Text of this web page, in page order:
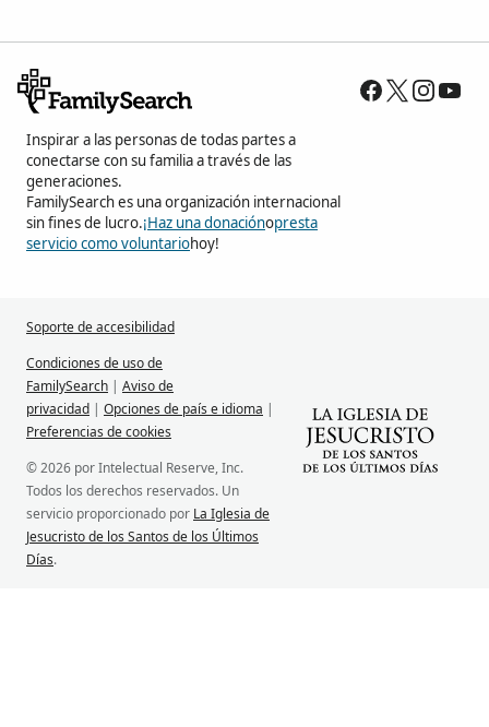
Inspirar a las personas de todas partes a
conectarse con su familia a través de las
generaciones.
FamilySearch es una organización internacional
sin fines de lucro.¡Haz una donaciónopresta
servicio como voluntariohoy!
Soporte de accesibilidad
Condiciones de uso de
FamilySearch | Aviso de
privacidad | Opciones de país e idioma |
Preferencias de cookies
© 2026 por Intelectual Reserve, Inc.
Todos los derechos reservados. Un
servicio proporcionado por La Iglesia de
Jesucristo de los Santos de los Últimos
Días.